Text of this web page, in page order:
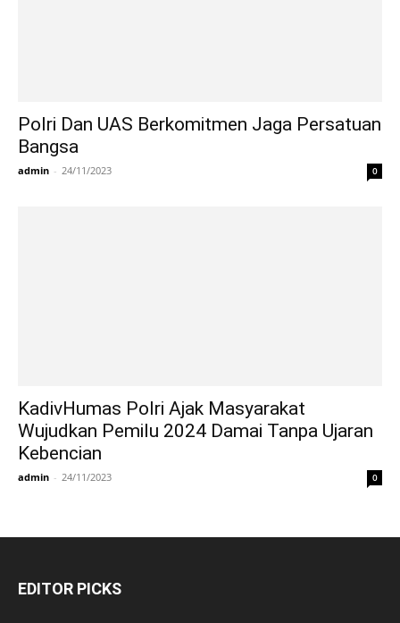
Polri Dan UAS Berkomitmen Jaga Persatuan
Bangsa
admin - 24/11/2023 0
KadivHumas Polri Ajak Masyarakat
Wujudkan Pemilu 2024 Damai Tanpa Ujaran
Kebencian
admin - 24/11/2023 0
EDITOR PICKS